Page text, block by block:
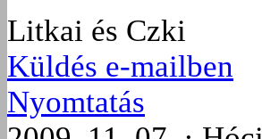
Litkai és Czki
Küldés e-mailben
Nyomtatás